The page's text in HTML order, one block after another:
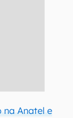
na Anatel e